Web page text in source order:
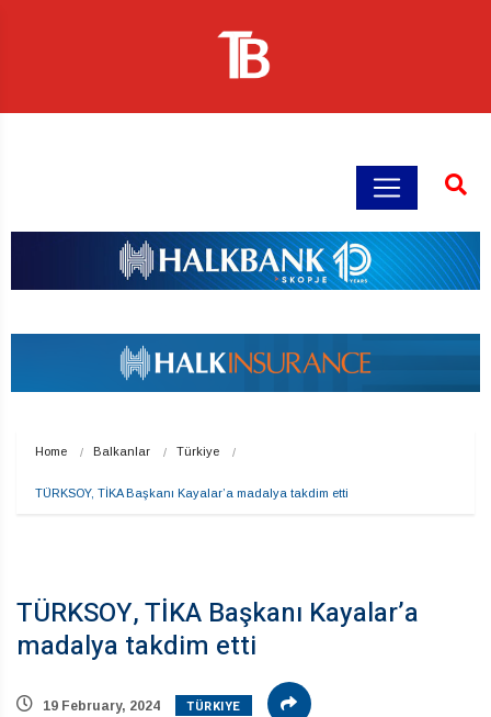
Home Balkanlar Türkiye
TÜRKSOY, TİKA Başkanı Kayalar’a madalya takdim etti
TÜRKSOY, TİKA Başkanı Kayalar’a
madalya takdim etti
19 February, 2024 TÜRKIYE